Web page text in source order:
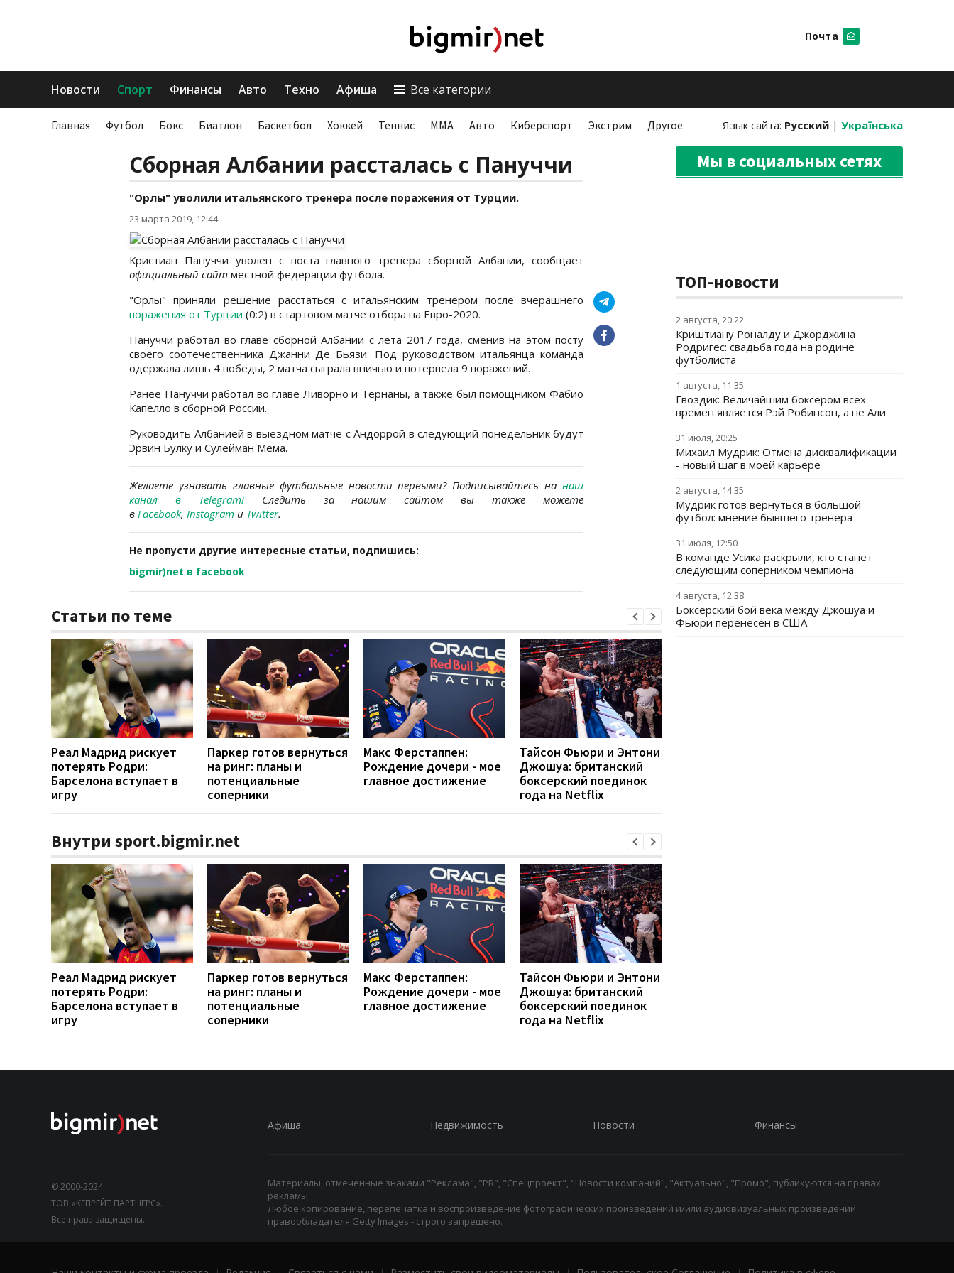
Почта
Новости Спорт Финансы Авто Техно Афиша Все категории
Главная Футбол Бокс Биатлон Баскетбол Хоккей Теннис ММА Авто Киберспорт Экстрим Другое Язык сайта: Русский | Українська
Сборная Албании рассталась с Пануччи
"Орлы" уволили итальянского тренера после поражения от Турции.
23 марта 2019, 12:44
Кристиан Пануччи уволен с поста главного тренера сборной Албании, сообщает
официальный сайт местной федерации футбола.
"Орлы" приняли решение расстаться с итальянским тренером после вчерашнего
поражения от Турции (0:2) в стартовом матче отбора на Евро-2020.
Пануччи работал во главе сборной Албании с лета 2017 года, сменив на этом посту
своего соотечественника Джанни Де Бьязи. Под руководством итальянца команда
одержала лишь 4 победы, 2 матча сыграла вничью и потерпела 9 поражений.
Ранее Пануччи работал во главе Ливорно и Тернаны, а также был помощником Фабио
Капелло в сборной России.
Руководить Албанией в выездном матче с Андоррой в следующий понедельник будут
Эрвин Булку и Сулейман Мема.
Желаете узнавать главные футбольные новости первыми? Подписывайтесь на наш
канал в Telegram!Следить за нашим сайтом вы также можете
в Facebook, Instagram и Twitter.
Не пропусти другие интересные статьи, подпишись:
bigmir)net в facebook
Статьи по теме
Реал Мадрид рискует
потерять Родри:
Барселона вступает в
игру
Паркер готов вернуться
на ринг: планы и
потенциальные
соперники
Макс Ферстаппен:
Рождение дочери - мое
главное достижение
Тайсон Фьюри и Энтони
Джошуа: британский
боксерский поединок
года на Netflix
Внутри sport.bigmir.net
Реал Мадрид рискует
потерять Родри:
Барселона вступает в
игру
Паркер готов вернуться
на ринг: планы и
потенциальные
соперники
Макс Ферстаппен:
Рождение дочери - мое
главное достижение
Тайсон Фьюри и Энтони
Джошуа: британский
боксерский поединок
года на Netflix
Мы в социальных сетях
ТОП-новости
2 августа, 20:22
Криштиану Роналду и Джорджина
Родригес: свадьба года на родине
футболиста
1 августа, 11:35
Гвоздик: Величайшим боксером всех
времен является Рэй Робинсон, а не Али
31 июля, 20:25
Михаил Мудрик: Отмена дисквалификации
- новый шаг в моей карьере
2 августа, 14:35
Мудрик готов вернуться в большой
футбол: мнение бывшего тренера
31 июля, 12:50
В команде Усика раскрыли, кто станет
следующим соперником чемпиона
4 августа, 12:38
Боксерский бой века между Джошуа и
Фьюри перенесен в США
© 2000-2024,
ТОВ «КЕПРЕЙТ ПАРТНЕРС».
Все права защищены.
Афиша Недвижимость Новости Финансы
Материалы, отмеченные знаками "Реклама", "PR", "Спецпроект", "Новости компаний", "Актуально", "Промо", публикуются на правах
рекламы.
Любое копирование, перепечатка и воспроизведение фотографических произведений и/или аудиовизуальных произведений
правообладателя Getty Images - строго запрещено.